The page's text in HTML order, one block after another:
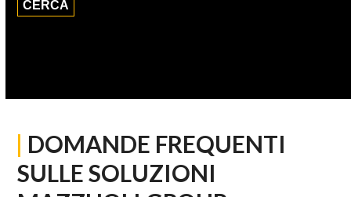
| DOMANDE FREQUENTI
SULLE SOLUZIONI